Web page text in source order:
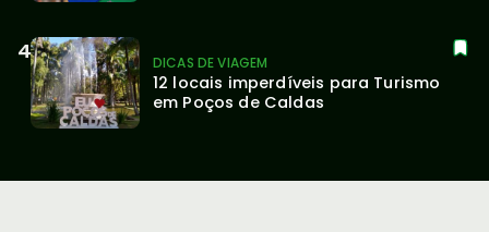
DICAS DE VIAGEM
12 locais imperdíveis para Turismo
em Poços de Caldas